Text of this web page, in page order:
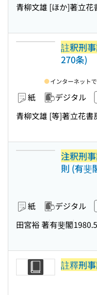
青柳文雄 [ほか]著立花
註釈刑
270条)
紙 デジタル
青柳文雄 [等]著立花書
インターネット
注釈刑
則 (有斐
紙 デジタル
田宮裕 著有斐閣1980.5
註釋刑